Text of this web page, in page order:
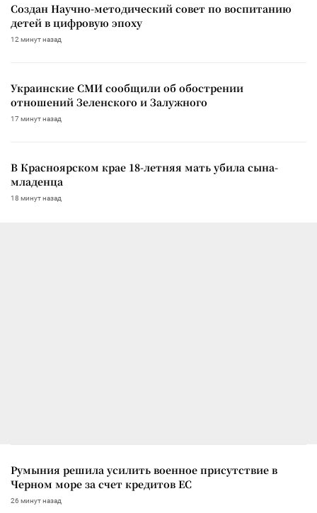
Создан Научно-методический совет по воспитанию
детей в цифровую эпоху
12 минут назад
Украинские СМИ сообщили об обострении
отношений Зеленского и Залужного
17 минут назад
В Красноярском крае 18-летняя мать убила сына-
младенца
18 минут назад
Румыния решила усилить военное присутствие в
Черном море за счет кредитов ЕС
26 минут назад